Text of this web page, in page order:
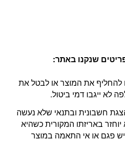
שנקנו באתר:
את המוצר או לבטל את
ייגבו דמי ביטול.
חשבונית ובתנאי שלא נעשה
באריזתו המקורית כשהיא
פגם או אי התאמה במוצר